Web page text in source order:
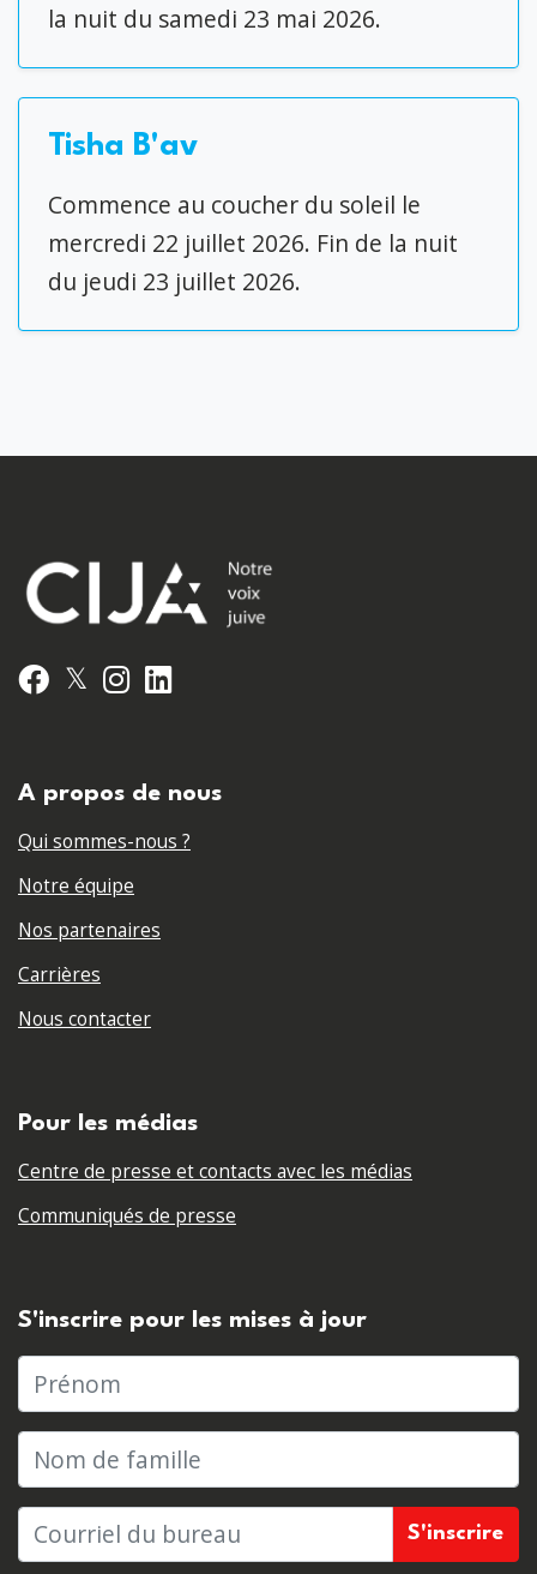
la nuit du samedi 23 mai 2026.
Tisha B'av
Commence au coucher du soleil le
mercredi 22 juillet 2026. Fin de la nuit
du jeudi 23 juillet 2026.
Facebook
𝕏 Instagram
A propos de nous
Qui sommes-nous ?
Notre équipe
Nos partenaires
Carrières
Nous contacter
Pour les médias
Centre de presse et contacts avec les médias
Communiqués de presse
S'inscrire pour les mises à jour
Prénom
Nom de famille